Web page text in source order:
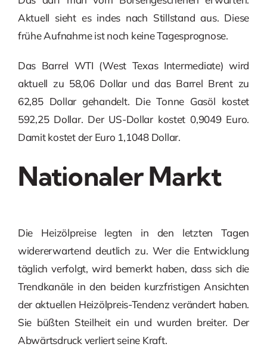
Aktuell sieht es indes nach Stillstand aus. Diese
frühe Aufnahme ist noch keine Tagesprognose.
Das Barrel WTI (West Texas Intermediate) wird
aktuell zu 58,06 Dollar und das Barrel Brent zu
62,85 Dollar gehandelt. Die Tonne Gasöl kostet
592,25 Dollar. Der US-Dollar kostet 0,9049 Euro.
Damit kostet der Euro 1,1048 Dollar.
Nationaler Markt
Die Heizölpreise legten in den letzten Tagen
widererwartend deutlich zu. Wer die Entwicklung
täglich verfolgt, wird bemerkt haben, dass sich die
Trendkanäle in den beiden kurzfristigen Ansichten
der aktuellen Heizölpreis-Tendenz verändert haben.
Sie büßten Steilheit ein und wurden breiter. Der
Abwärtsdruck verliert seine Kraft.